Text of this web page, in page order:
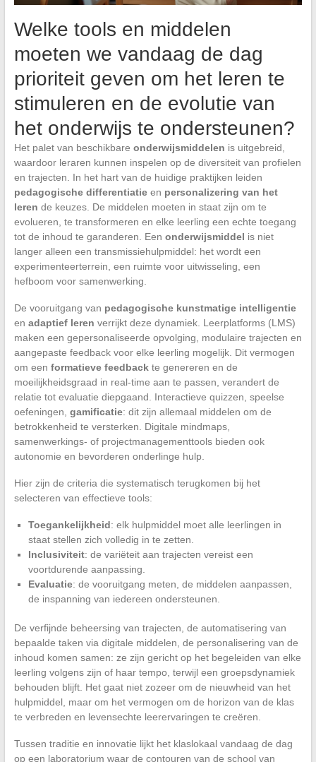
Welke tools en middelen
moeten we vandaag de dag
prioriteit geven om het leren te
stimuleren en de evolutie van
het onderwijs te ondersteunen?
Het palet van beschikbare onderwijsmiddelen is uitgebreid,
waardoor leraren kunnen inspelen op de diversiteit van profielen
en trajecten. In het hart van de huidige praktijken leiden
pedagogische differentiatieen personalizering van het
leren de keuzes. De middelen moeten in staat zijn om te
evolueren, te transformeren en elke leerling een echte toegang
tot de inhoud te garanderen. Een onderwijsmiddel is niet
langer alleen een transmissiehulpmiddel: het wordt een
experimenteerterrein, een ruimte voor uitwisseling, een
hefboom voor samenwerking.
De vooruitgang van pedagogische kunstmatige intelligentie
en adaptief leren verrijkt deze dynamiek. Leerplatforms (LMS)
maken een gepersonaliseerde opvolging, modulaire trajecten en
aangepaste feedback voor elke leerling mogelijk. Dit vermogen
om een formatieve feedbackte genereren en de
moeilijkheidsgraad in real-time aan te passen, verandert de
relatie tot evaluatie diepgaand. Interactieve quizzen, speelse
oefeningen, gamificatie: dit zijn allemaal middelen om de
betrokkenheid te versterken. Digitale mindmaps,
samenwerkings- of projectmanagementtools bieden ook
autonomie en bevorderen onderlinge hulp.
Hier zijn de criteria die systematisch terugkomen bij het
selecteren van effectieve tools:
Toegankelijkheid: elk hulpmiddel moet alle leerlingen in
staat stellen zich volledig in te zetten.
Inclusiviteit: de variëteit aan trajecten vereist een
voortdurende aanpassing.
Evaluatie: de vooruitgang meten, de middelen aanpassen,
de inspanning van iedereen ondersteunen.
De verfijnde beheersing van trajecten, de automatisering van
bepaalde taken via digitale middelen, de personalisering van de
inhoud komen samen: ze zijn gericht op het begeleiden van elke
leerling volgens zijn of haar tempo, terwijl een groepsdynamiek
behouden blijft. Het gaat niet zozeer om de nieuwheid van het
hulpmiddel, maar om het vermogen om de horizon van de klas
te verbreden en levensechte leerervaringen te creëren.
Tussen traditie en innovatie lijkt het klaslokaal vandaag de dag
op een laboratorium waar de contouren van de school van